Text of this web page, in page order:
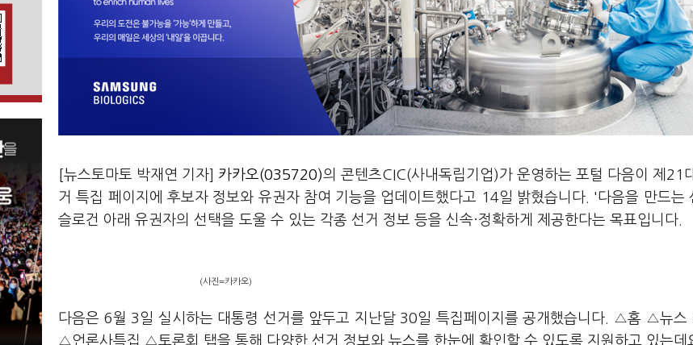
[뉴스토마토 박재연 기자] 카카오(035720)의 콘텐츠CIC(사내독립기업)가 운영하는 포털 다음이 제21
거 특집 페이지에 후보자 정보와 유권자 참여 기능을 업데이트했다고 14일 밝혔습니다. '다음을 만드는
슬로건 아래 유권자의 선택을 도울 수 있는 각종 선거 정보 등을 신속·정확하게 제공한다는 목표입니다.
(사진=카카오)
다음은 6월 3일 실시하는 대통령 선거를 앞두고 지난달 30일 특집페이지를 공개했습니다. △홈 △뉴
△언론사특집 △토론회 탭을 통해 다양한 선거 정보와 뉴스를 한눈에 확인할 수 있도록 지원하고 있는데